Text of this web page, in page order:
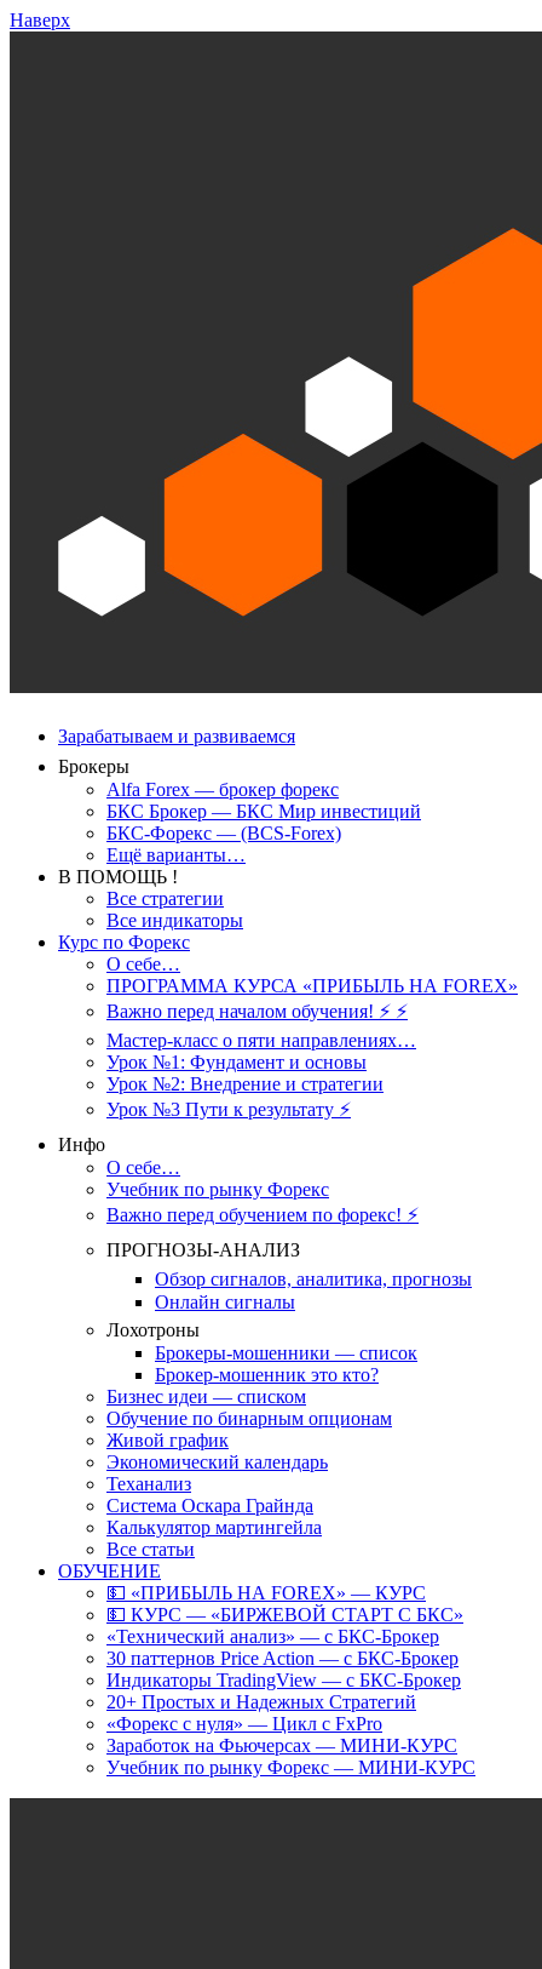
Наверх
Зарабатываем и развиваемся
Брокеры
Alfa Forex — брокер форекс
БКС Брокер — БКС Мир инвестиций
БКС-Форекс — (BCS-Forex)
Ещё варианты…
В ПОМОЩЬ !
Все стратегии
Все индикаторы
Курс по Форекс
О себе…
ПРОГРАММА КУРСА «ПРИБЫЛЬ НА FOREX»
Важно перед началом обучения! ⚡ ⚡
Мастер-класс о пяти направлениях…
Урок №1: Фундамент и основы
Урок №2: Внедрение и стратегии
Урок №3 Пути к результату ⚡️
Инфо
О себе…
Учебник по рынку Форекс
Важно перед обучением по форекс! ⚡
ПРОГНОЗЫ-АНАЛИЗ
Обзор сигналов, аналитика, прогнозы
Онлайн сигналы
Лохотроны
Брокеры-мошенники — список
Брокер-мошенник это кто?
Бизнес идеи — списком
Обучение по бинарным опционам
Живой график
Экономический календарь
Теханализ
Система Оскара Грайнда
Калькулятор мартингейла
Все статьи
ОБУЧЕНИЕ
💵 «ПРИБЫЛЬ НА FOREX» — КУРС
💵 КУРС — «БИРЖЕВОЙ СТАРТ С БКС»
«Технический анализ» — с БКС-Брокер
30 паттернов Price Action — с БКС-Брокер
Индикаторы TradingView — с БКС-Брокер
20+ Простых и Надежных Стратегий
«Форекс с нуля» — Цикл с FxPro
Заработок на Фьючерсах — МИНИ-КУРС
Учебник по рынку Форекс — МИНИ-КУРС